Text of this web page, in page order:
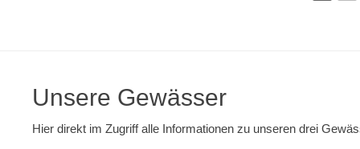
Unsere Gewässer
Hier direkt im Zugriff alle Informationen zu unseren drei